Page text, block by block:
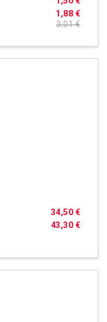
1,88 €
3,01 €
43,30 €
34,50 €